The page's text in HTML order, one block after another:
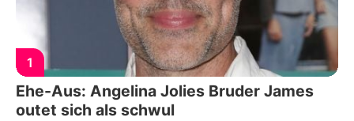
1
Ehe-Aus: Angelina Jolies Bruder James
outet sich als schwul